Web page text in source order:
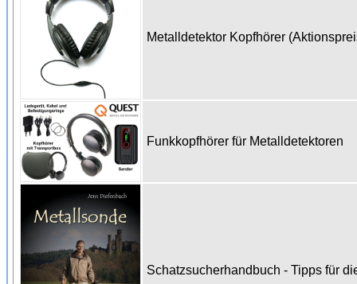
Metalldetektor Kopfhörer
Funkkopfhörer für Metalldetektoren
Schatzsucherhandbuch - Tipps für